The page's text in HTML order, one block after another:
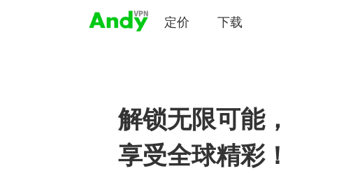
定价 下载
解锁无限可能，
享受全球精彩！